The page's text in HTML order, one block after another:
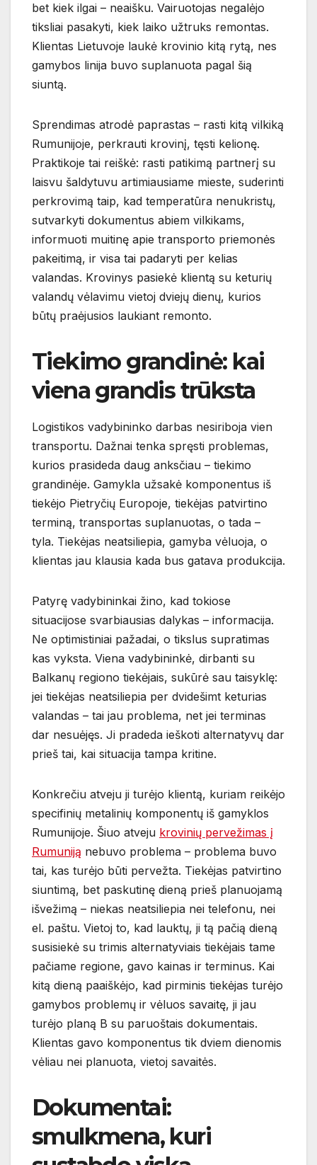
bet kiek ilgai – neaišku. Vairuotojas negalėjo
tiksliai pasakyti, kiek laiko užtruks remontas.
Klientas Lietuvoje laukė krovinio kitą rytą, nes
gamybos linija buvo suplanuota pagal šią
siuntą.
Sprendimas atrodė paprastas – rasti kitą vilkiką
Rumunijoje, perkrauti krovinį, tęsti kelionę.
Praktikoje tai reiškė: rasti patikimą partnerį su
laisvu šaldytuvu artimiausiame mieste, suderinti
perkrovimą taip, kad temperatūra nenukristų,
sutvarkyti dokumentus abiem vilkikams,
informuoti muitinę apie transporto priemonės
pakeitimą, ir visa tai padaryti per kelias
valandas. Krovinys pasiekė klientą su keturių
valandų vėlavimu vietoj dviejų dienų, kurios
būtų praėjusios laukiant remonto.
Tiekimo grandinė: kai
viena grandis trūksta
Logistikos vadybininko darbas nesiriboja vien
transportu. Dažnai tenka spręsti problemas,
kurios prasideda daug anksčiau – tiekimo
grandinėje. Gamykla užsakė komponentus iš
tiekėjo Pietryčių Europoje, tiekėjas patvirtino
terminą, transportas suplanuotas, o tada –
tyla. Tiekėjas neatsiliepia, gamyba vėluoja, o
klientas jau klausia kada bus gatava produkcija.
Patyrę vadybininkai žino, kad tokiose
situacijose svarbiausias dalykas – informacija.
Ne optimistiniai pažadai, o tikslus supratimas
kas vyksta. Viena vadybininkė, dirbanti su
Balkanų regiono tiekėjais, sukūrė sau taisyklę:
jei tiekėjas neatsiliepia per dvidešimt keturias
valandas – tai jau problema, net jei terminas
dar nesuėjęs. Ji pradeda ieškoti alternatyvų dar
prieš tai, kai situacija tampa kritine.
Konkrečiu atveju ji turėjo klientą, kuriam reikėjo
specifinių metalinių komponentų iš gamyklos
Rumunijoje. Šiuo atveju krovinių pervežimas į
Rumuniją nebuvo problema – problema buvo
tai, kas turėjo būti pervežta. Tiekėjas patvirtino
siuntimą, bet paskutinę dieną prieš planuojamą
išvežimą – niekas neatsiliepia nei telefonu, nei
el. paštu. Vietoj to, kad lauktų, ji tą pačią dieną
susisiekė su trimis alternatyviais tiekėjais tame
pačiame regione, gavo kainas ir terminus. Kai
kitą dieną paaiškėjo, kad pirminis tiekėjas turėjo
gamybos problemų ir vėluos savaitę, ji jau
turėjo planą B su paruoštais dokumentais.
Klientas gavo komponentus tik dviem dienomis
vėliau nei planuota, vietoj savaitės.
Dokumentai:
smulkmena, kuri